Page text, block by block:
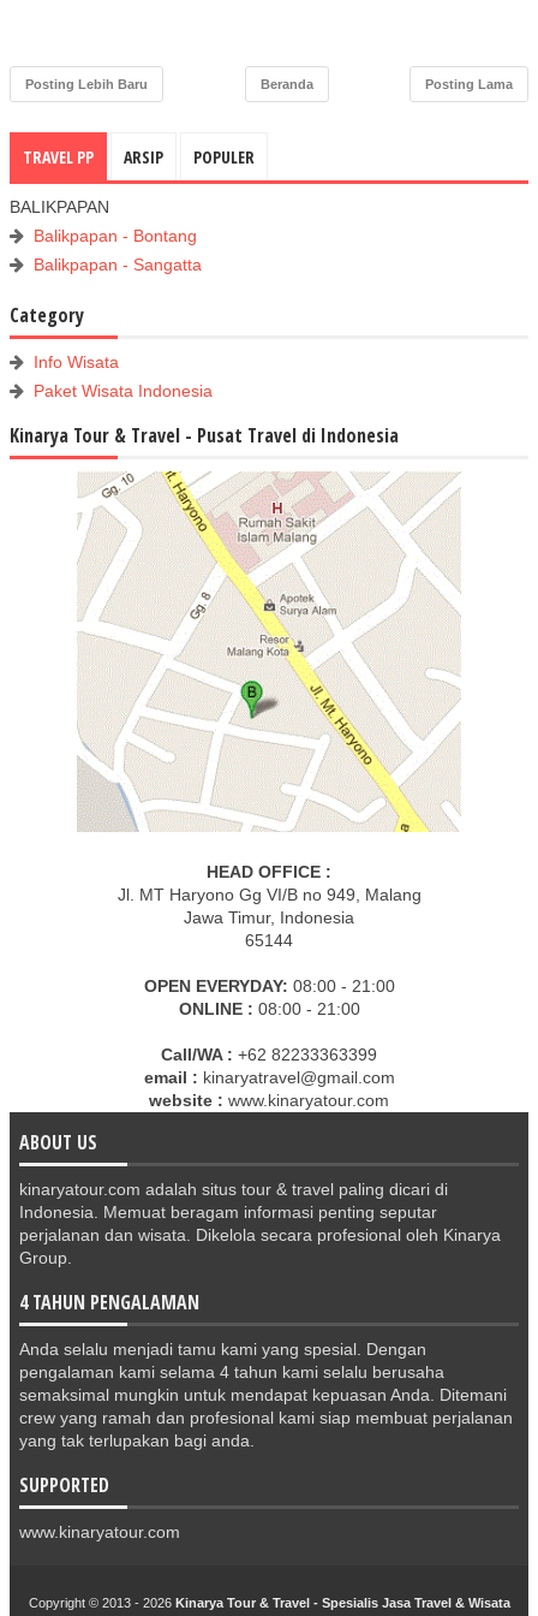
Posting Lebih Baru Posting Lama
Beranda
TRAVEL PP ARSIP POPULER
BALIKPAPAN
Balikpapan - Bontang
Balikpapan - Sangatta
Category
Info Wisata
Paket Wisata Indonesia
Kinarya Tour & Travel - Pusat Travel di Indonesia
HEAD OFFICE :
Jl. MT Haryono Gg VI/B no 949, Malang
Jawa Timur, Indonesia
65144
OPEN EVERYDAY: 08:00 - 21:00
ONLINE : 08:00 - 21:00
Call/WA : +62 82233363399
email : kinaryatravel@gmail.com
website : www.kinaryatour.com
ABOUT US
kinaryatour.com adalah situs tour & travel paling dicari di
Indonesia. Memuat beragam informasi penting seputar
perjalanan dan wisata. Dikelola secara profesional oleh Kinarya
Group.
4 TAHUN PENGALAMAN
Anda selalu menjadi tamu kami yang spesial. Dengan
pengalaman kami selama 4 tahun kami selalu berusaha
semaksimal mungkin untuk mendapat kepuasan Anda. Ditemani
crew yang ramah dan profesional kami siap membuat perjalanan
yang tak terlupakan bagi anda.
SUPPORTED
www.kinaryatour.com
Copyright © 2013 - 2026 Kinarya Tour & Travel - Spesialis Jasa Travel & Wisata